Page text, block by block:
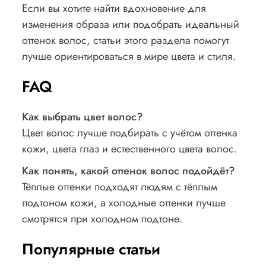
Если вы хотите найти вдохновение для
изменения образа или подобрать идеальный
оттенок волос, статьи этого раздела помогут
лучше ориентироваться в мире цвета и стиля.
FAQ
Как выбрать цвет волос?
Цвет волос лучше подбирать с учётом оттенка
кожи, цвета глаз и естественного цвета волос.
Как понять, какой оттенок волос подойдёт?
Тёплые оттенки подходят людям с тёплым
подтоном кожи, а холодные оттенки лучше
смотрятся при холодном подтоне.
Популярные статьи